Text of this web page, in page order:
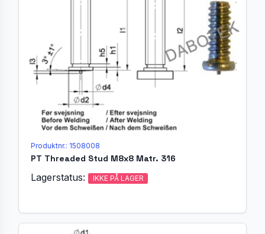
Produktnr.: 1508008
PT Threaded Stud M8x8 Matr. 316
Lagerstatus: IKKE PÅ LAGER